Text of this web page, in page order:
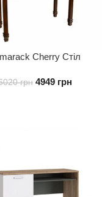
Cherry Стіл
грн 4949 грн